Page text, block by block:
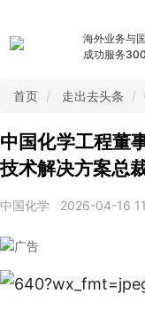
海外业务与
成功服务
首页 走出去头条
中国化学工程董
技术解决方案总
中国化学 2026-04-16